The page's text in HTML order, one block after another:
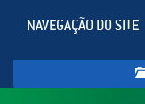
NAVEGAÇÃO DO SITE